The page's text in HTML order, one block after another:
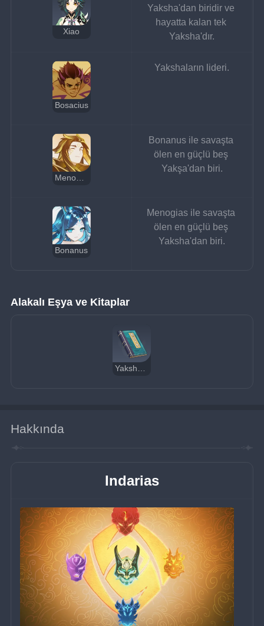
Xiao
Yaksha'dan biridir ve
hayatta kalan tek
Yaksha'dır.
Bosacius
Yakshaların lideri.
Menogias
Bonanus ile savaşta
ölen en güçlü beş
Yakşa'dan biri.
Bonanus
Menogias ile savaşta
ölen en güçlü beş
Yaksha'dan biri.
Alakalı Eşya ve Kitaplar
Yakshalar: Muhafız Adeptuslar
Hakkında
Indarias